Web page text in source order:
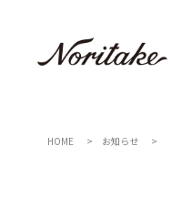
HOME お知らせ